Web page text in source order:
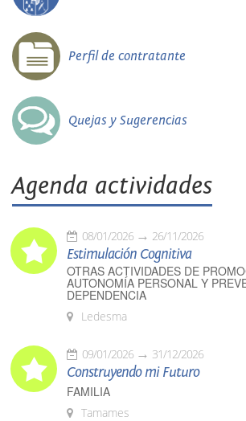
Perfil de contratante
Quejas y Sugerencias
Agenda actividades
08/01/2026 26/11/2026
Estimulación Cognitiva
OTRAS ACTIVIDADES DE
AUTONOMÍA PERSONAL Y
DEPENDENCIA
Ledesma
09/01/2026 31/12/2026
Construyendo mi Futuro
FAMILIA
Tamames